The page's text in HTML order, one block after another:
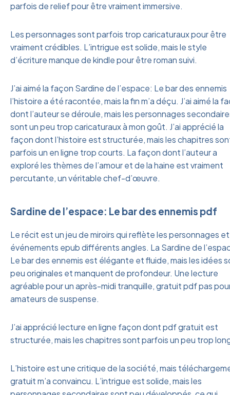
parfois de relief pour être vraiment immersive.
Les personnages sont parfois trop caricaturaux pour être
vraiment crédibles. L’intrigue est solide, mais le style
d’écriture manque de kindle pour être roman suivi.
J’ai aimé la façon Sardine de l’espace: Le bar des ennemis
l’histoire a été racontée, mais la fin m’a déçu. J’ai aimé la
dont l’auteur se déroule, mais les personnages
sont un peu trop caricaturaux à mon goût. J’ai apprécié la
façon dont l’histoire est structurée, mais les chapitres
parfois un en ligne trop courts. La façon dont l’auteur a
exploré les thèmes de l’amour et de la haine est vraiment
percutante, un véritable chef-d’œuvre.
Sardine de l’espace: Le bar des ennemis pdf
Le récit est un jeu de miroirs qui reflète les personnages
événements epub différents angles. La Sardine de
Le bar des ennemis est élégante et fluide, mais les idées
peu originales et manquent de profondeur. Une lecture
agréable pour un après-midi tranquille, gratuit pdf pas
amateurs de suspense.
J’ai apprécié lecture en ligne façon dont pdf gratuit est
structurée, mais les chapitres sont parfois un peu trop
L’histoire est une critique de la société, mais
gratuit m’a convaincu. L’intrigue est solide, mais les